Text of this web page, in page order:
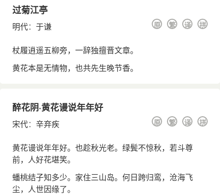
过菊江亭
明代： 于谦 拼
译
繁
原
杖履逍遥五柳旁，一辞独擅晋文章。
黄花本是无情物，也共先生晚节香。
醉花阴·黄花谩说年年好
宋代： 辛弃疾 拼
译
繁
原
黄花谩说年年好。也趁秋光老。绿鬓不惊秋，若斗尊
前，人好花堪笑。
蟠桃结子知多少。家住三山岛。何日跨归鸾，沧海飞
尘，人世因缘了。